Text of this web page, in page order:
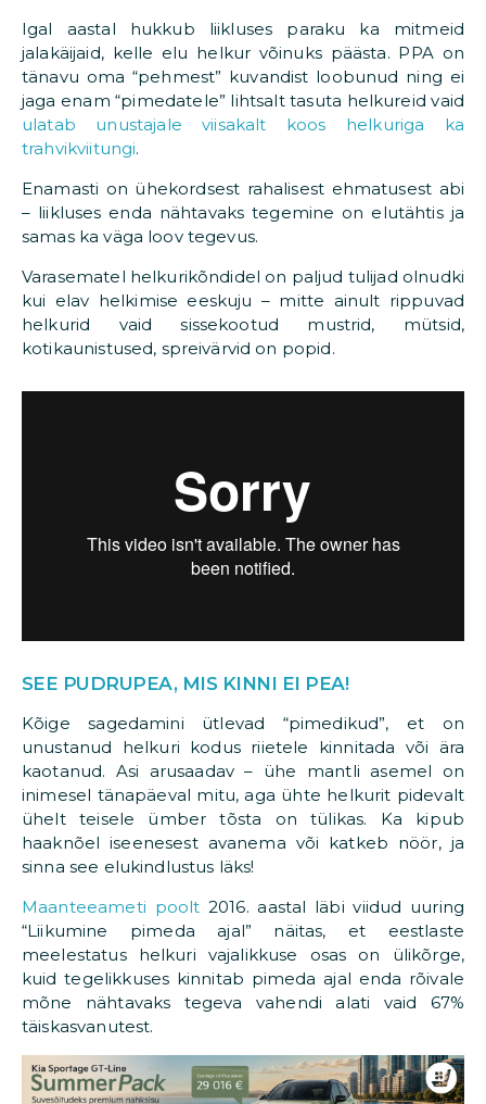
Igal aastal hukkub liikluses paraku ka mitmeid
jalakäijaid, kelle elu helkur võinuks päästa. PPA on
tänavu oma “pehmest” kuvandist loobunud ning ei
jaga enam “pimedatele” lihtsalt tasuta helkureid vaid
ulatab unustajale viisakalt koos helkuriga ka
trahvikviitungi.
Enamasti on ühekordsest rahalisest ehmatusest abi
– liikluses enda nähtavaks tegemine on elutähtis ja
samas ka väga loov tegevus.
Varasematel helkurikõndidel on paljud tulijad olnudki
kui elav helkimise eeskuju – mitte ainult rippuvad
helkurid vaid sissekootud mustrid, mütsid,
kotikaunistused, spreivärvid on popid.
SEE PUDRUPEA, MIS KINNI EI PEA!
Kõige sagedamini ütlevad “pimedikud”, et on
unustanud helkuri kodus riietele kinnitada või ära
kaotanud. Asi arusaadav – ühe mantli asemel on
inimesel tänapäeval mitu, aga ühte helkurit pidevalt
ühelt teisele ümber tõsta on tülikas. Ka kipub
haaknõel iseenesest avanema või katkeb nöör, ja
sinna see elukindlustus läks!
Maanteeameti poolt 2016. aastal läbi viidud uuring
“Liikumine pimeda ajal” näitas, et eestlaste
meelestatus helkuri vajalikkuse osas on ülikõrge,
kuid tegelikkuses kinnitab pimeda ajal enda rõivale
mõne nähtavaks tegeva vahendi alati vaid 67%
täiskasvanutest.